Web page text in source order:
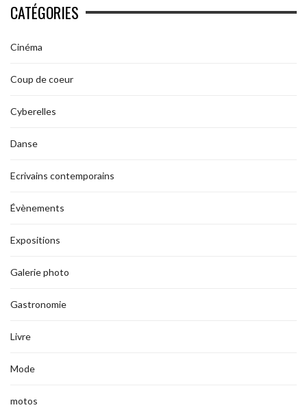
CATÉGORIES
Cinéma
Coup de coeur
Cyberelles
Danse
Ecrivains contemporains
Évènements
Expositions
Galerie photo
Gastronomie
Livre
Mode
motos